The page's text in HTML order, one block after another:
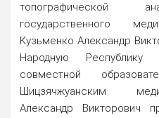
топографической
государственного
Кузьменко Александр
Народную
совместной
Шицзячжуанским
Александр Викторович